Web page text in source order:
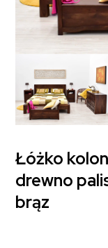
Łóżko
drewno
brąz